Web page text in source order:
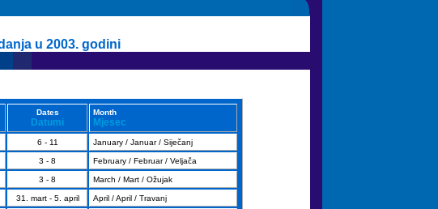
u 2003. godini
Dates
Datumi
Month
Mjesec
6 - 11 January / Januar / Siječanj
3 - 8 February / Februar / Veljača
3 - 8 March / Mart / Ožujak
31. mart - 5. april April / April / Travanj